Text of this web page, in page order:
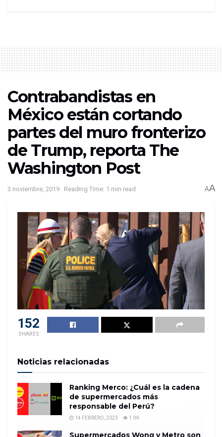
Contrabandistas en
México están cortando
partes del muro fronterizo
de Trump, reporta The
Washington Post
3 noviembre, 2019 Reading Time: 1 min read AA
152
SHARES
Noticias relacionadas
Ranking Merco: ¿Cuál es la cadena
de supermercados más
responsable del Perú?
14 FEBRERO, 2023 1.9K
Supermercados Wong y Metro son